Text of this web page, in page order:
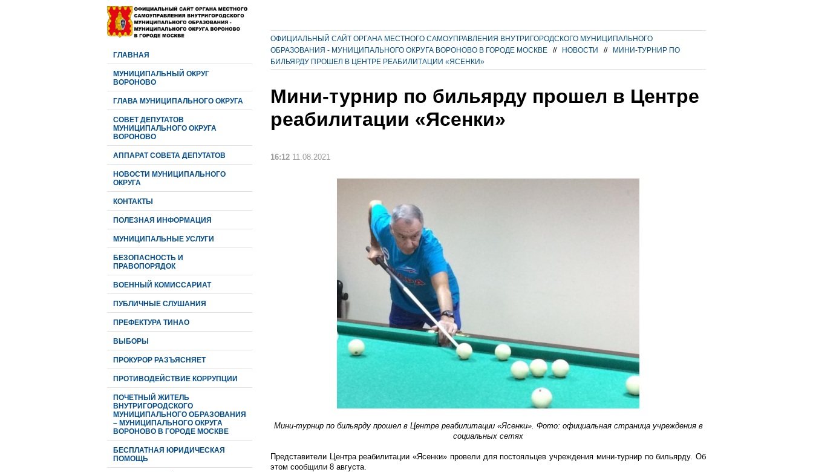
ГЛАВНАЯ
МУНИЦИПАЛЬНЫЙ ОКРУГ
ВОРОНОВО
ГЛАВА МУНИЦИПАЛЬНОГО ОКРУГА
CОВЕТ ДЕПУТАТОВ
МУНИЦИПАЛЬНОГО ОКРУГА
ВОРОНОВО
АППАРАТ СОВЕТА ДЕПУТАТОВ
НОВОСТИ МУНИЦИПАЛЬНОГО
ОКРУГА
КОНТАКТЫ
ПОЛЕЗНАЯ ИНФОРМАЦИЯ
МУНИЦИПАЛЬНЫЕ УСЛУГИ
БЕЗОПАСНОСТЬ И
ПРАВОПОРЯДОК
ВОЕННЫЙ КОМИССАРИАТ
ПУБЛИЧНЫЕ СЛУШАНИЯ
ПРЕФЕКТУРА ТИНАО
ВЫБОРЫ
ПРОКУРОР РАЗЪЯСНЯЕТ
ПРОТИВОДЕЙСТВИЕ КОРРУПЦИИ
ПОЧЕТНЫЙ ЖИТЕЛЬ
ВНУТРИГОРОДСКОГО
МУНИЦИПАЛЬНОГО ОБРАЗОВАНИЯ
– МУНИЦИПАЛЬНОГО ОКРУГА
ВОРОНОВО В ГОРОДЕ МОСКВЕ
БЕСПЛАТНАЯ ЮРИДИЧЕСКАЯ
ПОМОЩЬ
ОФИЦИАЛЬНЫЙ САЙТ ОРГАНА МЕСТНОГО САМОУПРАВЛЕНИЯ ВНУТРИГОРОДСКОГО МУНИЦИПАЛЬНОГО
ОБРАЗОВАНИЯ - МУНИЦИПАЛЬНОГО ОКРУГА ВОРОНОВО В ГОРОДЕ МОСКВЕ
// НОВОСТИ //
МИНИ-ТУРНИР ПО
БИЛЬЯРДУ ПРОШЕЛ В ЦЕНТРЕ РЕАБИЛИТАЦИИ «ЯСЕНКИ»
Мини-турнир по бильярду прошел в Центре
реабилитации «Ясенки»
16:12 11.08.2021
Мини-турнир по бильярду прошел в Центре реабилитации «Ясенки». Фото: официальная страница учреждения в
социальных сетях
Представители Центра реабилитации «Ясенки» провели для постояльцев учреждения мини-турнир по бильярду. Об
этом сообщили 8 августа.